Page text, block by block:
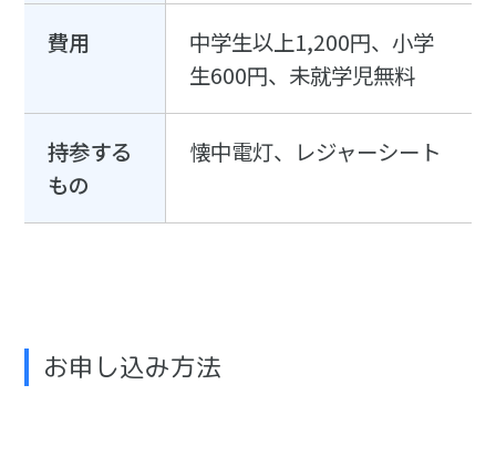
費用
中学生以上1,200円、小学
生600円、未就学児無料
持参する
もの
懐中電灯、レジャーシート
お申し込み方法